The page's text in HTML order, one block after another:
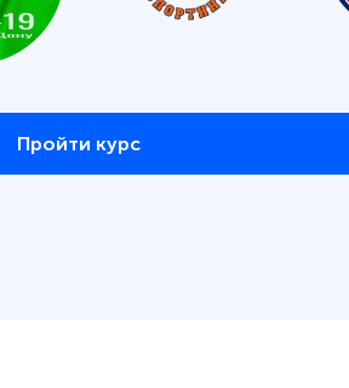
Пройти курс